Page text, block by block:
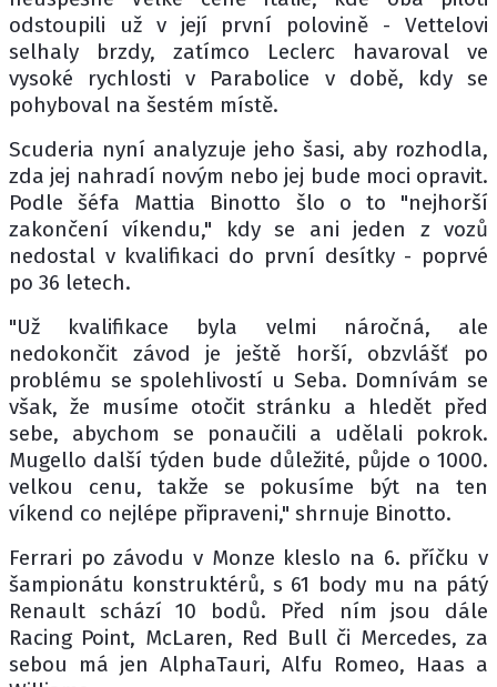
odstoupili už v její první polovině - Vettelovi
selhaly brzdy, zatímco Leclerc havaroval ve
vysoké rychlosti v Parabolice v době, kdy se
pohyboval na šestém místě.
Scuderia nyní analyzuje jeho šasi, aby rozhodla,
zda jej nahradí novým nebo jej bude moci opravit.
Podle šéfa Mattia Binotto šlo o to "nejhorší
zakončení víkendu," kdy se ani jeden z vozů
nedostal v kvalifikaci do první desítky - poprvé
po 36 letech.
"Už kvalifikace byla velmi náročná, ale
nedokončit závod je ještě horší, obzvlášť po
problému se spolehlivostí u Seba. Domnívám se
však, že musíme otočit stránku a hledět před
sebe, abychom se ponaučili a udělali pokrok.
Mugello další týden bude důležité, půjde o 1000.
velkou cenu, takže se pokusíme být na ten
víkend co nejlépe připraveni," shrnuje Binotto.
Ferrari po závodu v Monze kleslo na 6. příčku v
šampionátu konstruktérů, s 61 body mu na pátý
Renault schází 10 bodů. Před ním jsou dále
Racing Point, McLaren, Red Bull či Mercedes, za
sebou má jen AlphaTauri, Alfu Romeo, Haas a